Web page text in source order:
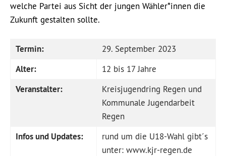
welche Partei aus Sicht der jungen Wähler*innen die
Zukunft gestalten sollte.
Termin:
29. September 2023
Alter:
12 bis 17 Jahre
Veranstalter:
Kreisjugendring Regen und
Kommunale Jugendarbeit
Regen
Infos und Updates:
rund um die U18-Wahl gibt´s
unter: www.kjr-regen.de